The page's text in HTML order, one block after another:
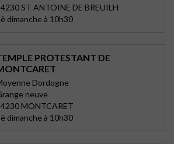
ST ANTOINE DE BREUILH
dimanche à 10h30
PROTESTANT DE
Dordogne
neuve
MONTCARET
dimanche à 10h30